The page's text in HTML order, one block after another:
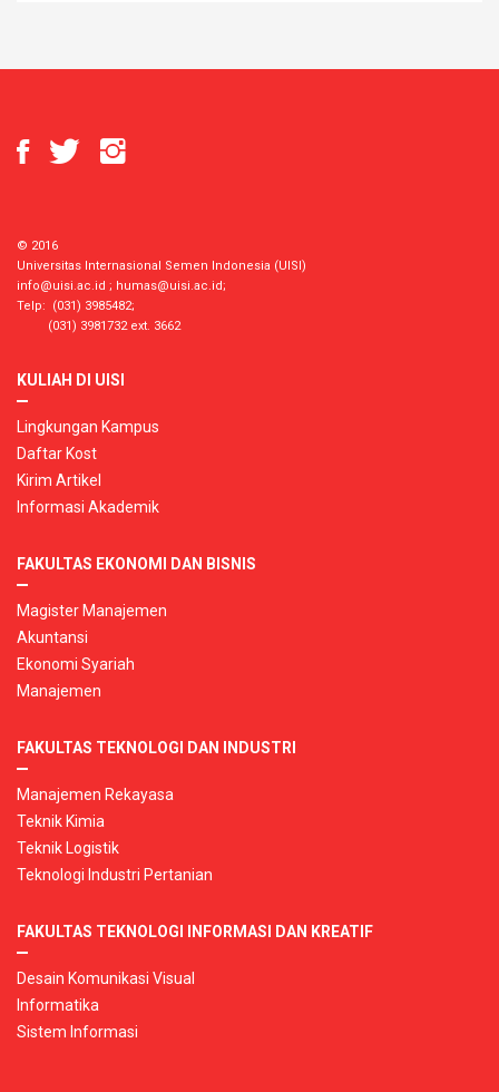
© 2016
Universitas Internasional Semen Indonesia (UISI)
info@uisi.ac.id ; humas@uisi.ac.id;
Telp: (031) 3985482;
(031) 3981732 ext. 3662
KULIAH DI UISI
Lingkungan Kampus
Daftar Kost
Kirim Artikel
Informasi Akademik
FAKULTAS EKONOMI DAN BISNIS
Magister Manajemen
Akuntansi
Ekonomi Syariah
Manajemen
FAKULTAS TEKNOLOGI DAN INDUSTRI
Manajemen Rekayasa
Teknik Kimia
Teknik Logistik
Teknologi Industri Pertanian
FAKULTAS TEKNOLOGI INFORMASI DAN KREATIF
Desain Komunikasi Visual
Informatika
Sistem Informasi